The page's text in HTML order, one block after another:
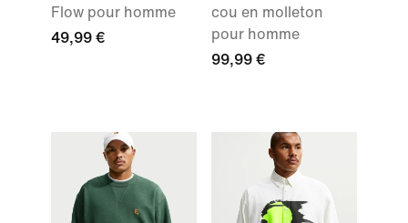
Flow pour homme
49,99 €
cou en molleton
pour homme
99,99 €